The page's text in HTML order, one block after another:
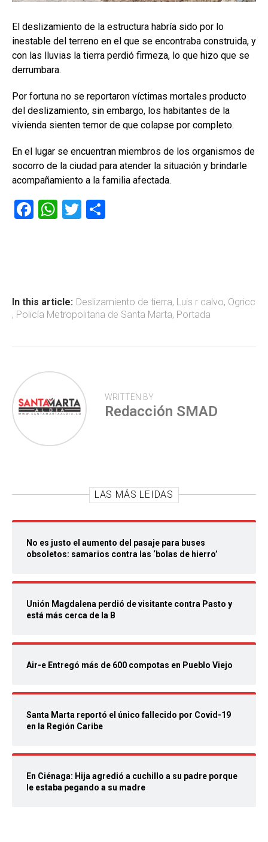
El deslizamiento de la estructura habría sido por lo
inestable del terreno en el que se encontraba construida, y
con las lluvias la tierra perdió firmeza, lo que hizo que se
derrumbara.
Por fortuna no se reportaron víctimas mortales producto
del deslizamiento, sin embargo, los habitantes de la
vivienda sienten temor de que colapse por completo.
En el lugar se encuentran miembros de los organismos de
socorro de la ciudad para atender la situación y brindarle
acompañamiento a la familia afectada.
F
ok
W
p
p
T
tir
In this article: Deslizamiento de tierra, Luis r calvo, Ogricc
, Policía Metropolitana de Santa Marta, Portada
WRITTEN BY
Redacción SMAD
LAS MÁS LEIDAS
No es justo el aumento del pasaje para buses
obsoletos: samarios contra las ‘bolas de hierro’
Unión Magdalena perdió de visitante contra Pasto y
está más cerca de la B
Air-e Entregó más de 600 compotas en Pueblo Viejo
Santa Marta reportó el único fallecido por Covid-19
en la Región Caribe
En Ciénaga: Hija agredió a cuchillo a su padre porque
le estaba pegando a su madre